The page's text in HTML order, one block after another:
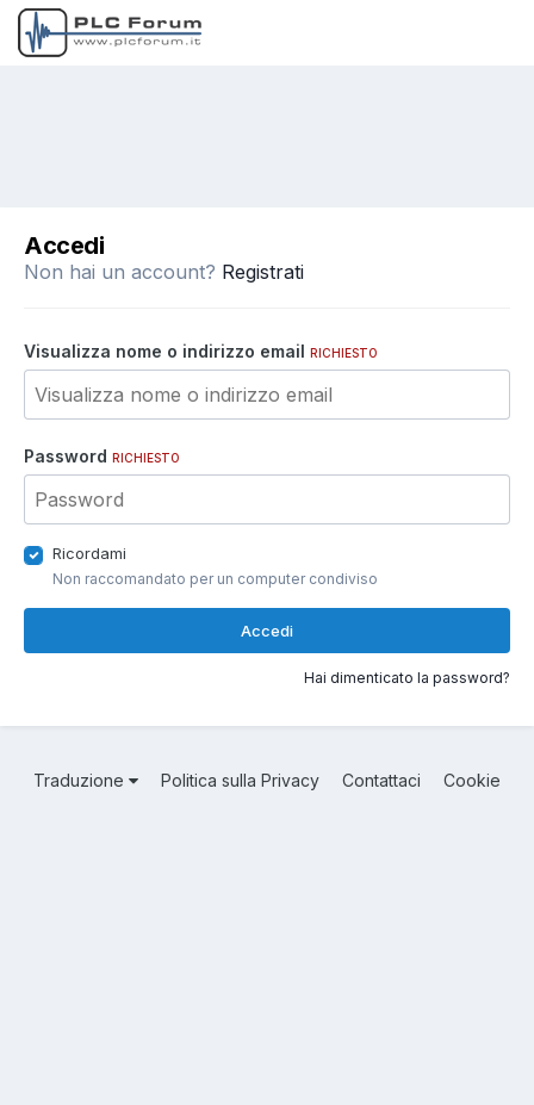
Accedi
Non hai un account? Registrati
Visualizza nome o indirizzo email RICHIESTO
Password RICHIESTO
Ricordami
Non raccomandato per un computer condiviso
Accedi
Hai dimenticato la password?
Traduzione Politica sulla Privacy Contattaci Cookie